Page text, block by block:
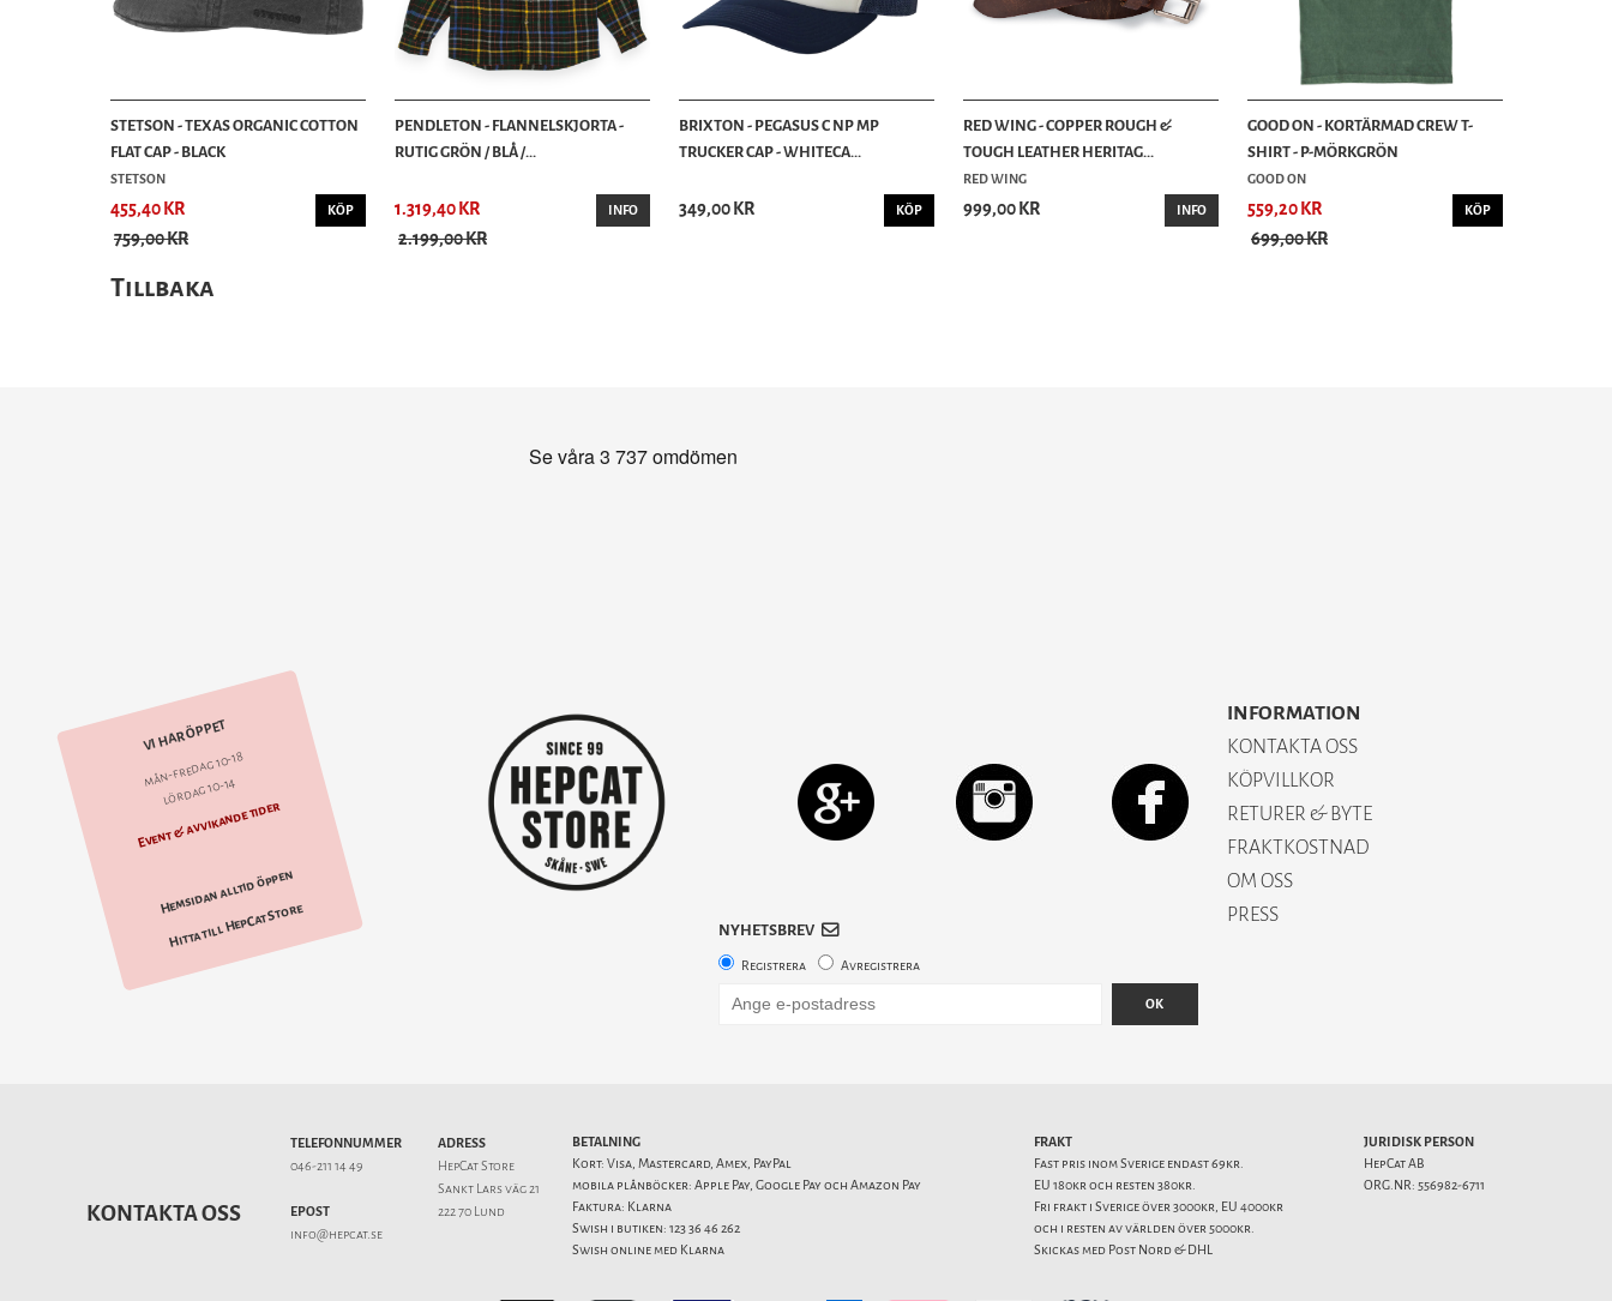
STETSON - TEXAS ORGANIC COTTON
FLAT CAP - BLACK
STETSON
455,40 KR
759,00 KR
KÖP
PENDLETON - FLANNELSKJORTA -
RUTIG GRÖN / BLÅ /...
1.319,40 KR
2.199,00 KR
INFO
BRIXTON - PEGASUS C NP MP
TRUCKER CAP - WHITECA...
349,00 KR KÖP
RED WING - COPPER ROUGH &
TOUGH LEATHER HERITAG...
RED WING
999,00 KR INFO
GOOD ON - KORTÄRMAD CREW T-
SHIRT - P-MÖRKGRÖN
GOOD ON
559,20 KR
699,00 KR
KÖP
Tillbaka
VI HAR ÖPPET
mån-fredag 10-18
lördag 10-14
Event & avvikande tider
Hemsidan alltid öppen
Hitta till HepCat Store
INFORMATION
KONTAKTA OSS
KÖPVILLKOR
RETURER & BYTE
FRAKTKOSTNAD
OM OSS
PRESS
NYHETSBREV
Registrera Avregistrera
OK
KONTAKTA OSS
TELEFONNUMMER
046-211 14 49
EPOST
info@hepcat.se
ADRESS
HepCat Store
Sankt Lars väg 21
222 70 Lund
BETALNING
Kort: Visa, Mastercard, Amex, PayPal
mobila plånböcker: Apple Pay, Google Pay och Amazon Pay
Faktura: Klarna
Swish i butiken: 123 36 46 262
Swish online med Klarna
FRAKT
Fast pris inom Sverige endast 69kr.
EU 180kr och resten 380kr.
Fri frakt i Sverige över 3000kr, EU 4000kr
och i resten av världen över 5000kr.
Skickas med Post Nord & DHL
JURIDISK PERSON
HepCat AB
ORG.NR: 556982-6711